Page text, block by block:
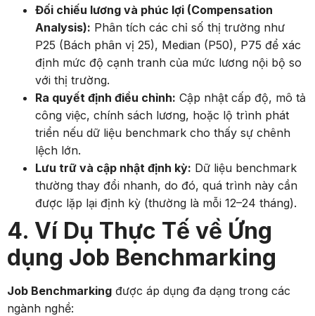
Đối chiếu lương và phúc lợi (Compensation
Analysis): Phân tích các chỉ số thị trường như
P25 (Bách phân vị 25), Median (P50), P75 để xác
định mức độ cạnh tranh của mức lương nội bộ so
với thị trường.
Ra quyết định điều chỉnh: Cập nhật cấp độ, mô tả
công việc, chính sách lương, hoặc lộ trình phát
triển nếu dữ liệu benchmark cho thấy sự chênh
lệch lớn.
Lưu trữ và cập nhật định kỳ: Dữ liệu benchmark
thường thay đổi nhanh, do đó, quá trình này cần
được lặp lại định kỳ (thường là mỗi 12–24 tháng).
4. Ví Dụ Thực Tế về Ứng
dụng Job Benchmarking
Job Benchmarking được áp dụng đa dạng trong các
ngành nghề: